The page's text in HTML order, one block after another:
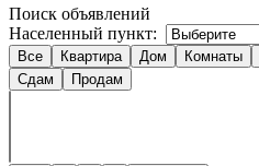
Поиск объявлений
Населенный пункт:
Все Квартира Дом Комнаты
Сдам
Продам